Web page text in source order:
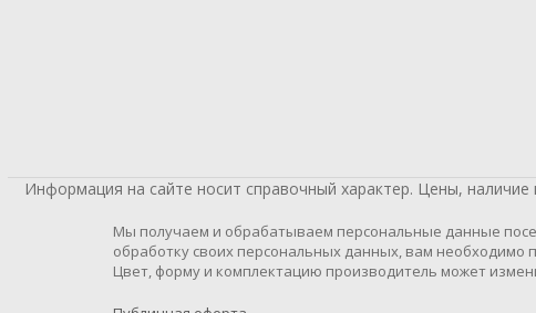
Информация на сайте носит справочный характер. Цены,
Мы получаем и обрабатываем персональные данные
обработку своих персональных данных, вам
Цвет, форму и комплектацию производитель может